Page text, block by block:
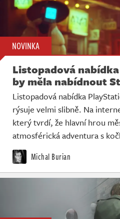
NOVINKA
Listopadová
by měla nabídnout
Listopadová nabídka
rýsuje velmi slibně. Na
který tvrdí, že hlavní hrou
atmosférická adventura s
Michal Burian